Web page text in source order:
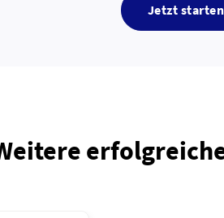
Jetzt starten